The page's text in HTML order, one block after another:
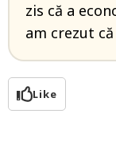
zis că a
am crezut
Like